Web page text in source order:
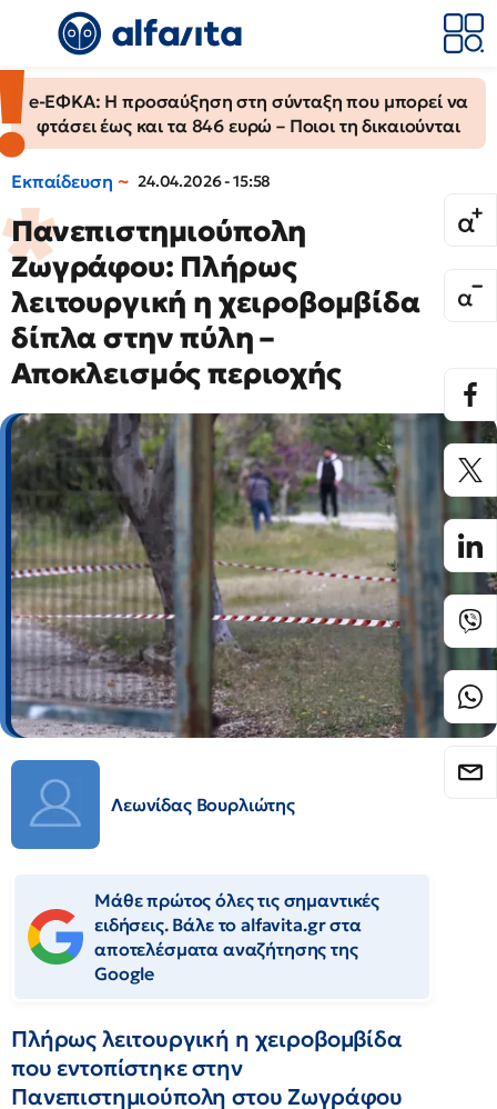
e-ΕΦΚΑ: Η προσαύξηση στη σύνταξη που μπορεί να
φτάσει έως και τα 846 ευρώ – Ποιοι τη δικαιούνται
Εκπαίδευση 24.04.2026 - 15:58
Πανεπιστημιούπολη
Ζωγράφου: Πλήρως
λειτουργική η χειροβομβίδα
δίπλα στην πύλη –
Αποκλεισμός περιοχής
Λεωνίδας Βουρλιώτης
Μάθε πρώτος όλες τις σημαντικές
ειδήσεις. Βάλε το alfavita.gr στα
αποτελέσματα αναζήτησης της
Google
Πλήρως λειτουργική η χειροβομβίδα
που εντοπίστηκε στην
Πανεπιστημιούπολη στου Ζωγράφου